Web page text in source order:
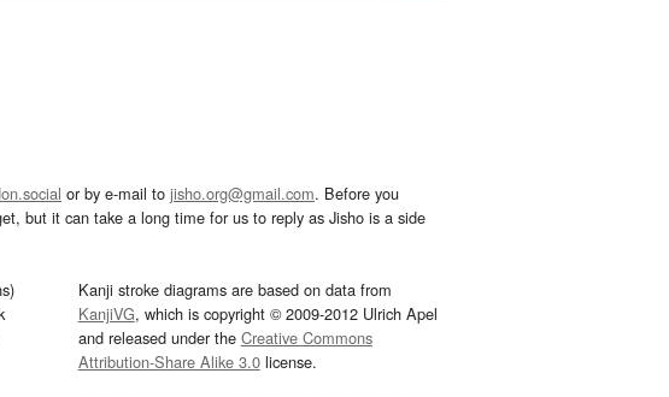
or by e-mail to jisho.org@gmail.com. Before you
but it can take a long time for us to reply as Jisho is a side
Kanji stroke diagrams are based on data from
KanjiVG, which is copyright © 2009-2012 Ulrich Apel
and released under the Creative Commons
Attribution-Share Alike 3.0license.